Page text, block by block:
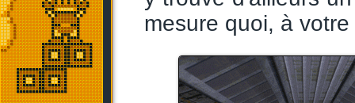
mesure quoi, à